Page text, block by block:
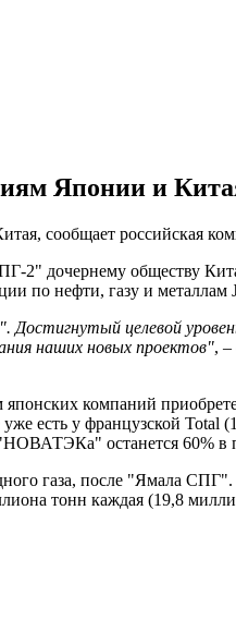
Японии и
сообщает российская
дочернему обществу
по нефти, газу и
целевой
наших новых проектов",
компаний
есть у французской
останется 60% в
газа, после "Ямала СПГ".
тонн каждая (19,8